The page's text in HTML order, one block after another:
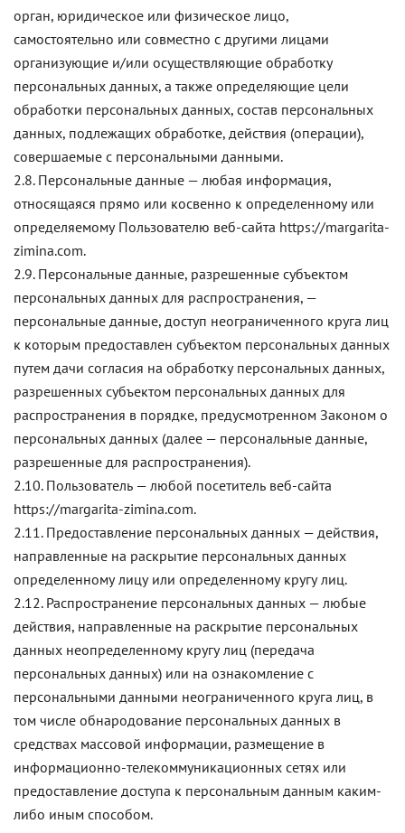
орган, юридическое или физическое лицо,
самостоятельно или совместно с другими лицами
организующие и/или осуществляющие обработку
персональных данных, а также определяющие цели
обработки персональных данных, состав персональных
данных, подлежащих обработке, действия (операции),
совершаемые с персональными данными.
2.8. Персональные данные — любая информация,
относящаяся прямо или косвенно к определенному или
определяемому Пользователю веб-сайта https://margarita-
zimina.com.
2.9. Персональные данные, разрешенные субъектом
персональных данных для распространения, —
персональные данные, доступ неограниченного круга лиц
к которым предоставлен субъектом персональных данных
путем дачи согласия на обработку персональных данных,
разрешенных субъектом персональных данных для
распространения в порядке, предусмотренном Законом о
персональных данных (далее — персональные данные,
разрешенные для распространения).
2.10. Пользователь — любой посетитель веб-сайта
https://margarita-zimina.com.
2.11. Предоставление персональных данных — действия,
направленные на раскрытие персональных данных
определенному лицу или определенному кругу лиц.
2.12. Распространение персональных данных — любые
действия, направленные на раскрытие персональных
данных неопределенному кругу лиц (передача
персональных данных) или на ознакомление с
персональными данными неограниченного круга лиц, в
том числе обнародование персональных данных в
средствах массовой информации, размещение в
информационно-телекоммуникационных сетях или
предоставление доступа к персональным данным каким-
либо иным способом.